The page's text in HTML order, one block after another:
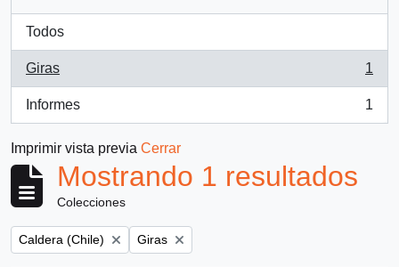
Todos
Giras
, 1 resultados
1
Informes
, 1 resultados
1
Imprimir vista previa Cerrar
Mostrando 1 resultados
Colecciones
Remove filter:
Caldera (Chile) Remove filter:
Giras